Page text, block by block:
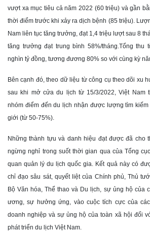
vượt xa mục tiêu cả năm 2022 (60 triệu) và gần
thời điểm trước khi xảy ra dịch bệnh (85 triệu).
Nam liên tục tăng trưởng, đạt 1,4 triệu lượt sau 8
tăng trưởng đạt trung bình 58%/tháng.Tổng thu
nghìn tỷ đồng, tương đương 80% so với cùng kỳ
Bên cạnh đó, theo dữ liệu từ công cụ theo dõi xu
sau khi mở cửa du lịch từ 15/3/2022, Việt Nam
nhóm điểm đến du lịch nhận được lượng tìm kiếm
giới (từ 50-75%).
Những thành tựu và danh hiệu đạt được đã cho
ngừng nghỉ trong suốt thời gian qua của Tổng
quan quản lý du lịch quốc gia. Kết quả này có
chỉ đạo sâu sát, quyết liệt của Chính phủ, Thủ
Bộ Văn hóa, Thể thao và Du lịch, sự ủng hộ của
ương, sự hưởng ứng, vào cuộc tích cực của
doanh nghiệp và sự ủng hộ của toàn xã hội đối
phát triển du lịch Việt Nam.